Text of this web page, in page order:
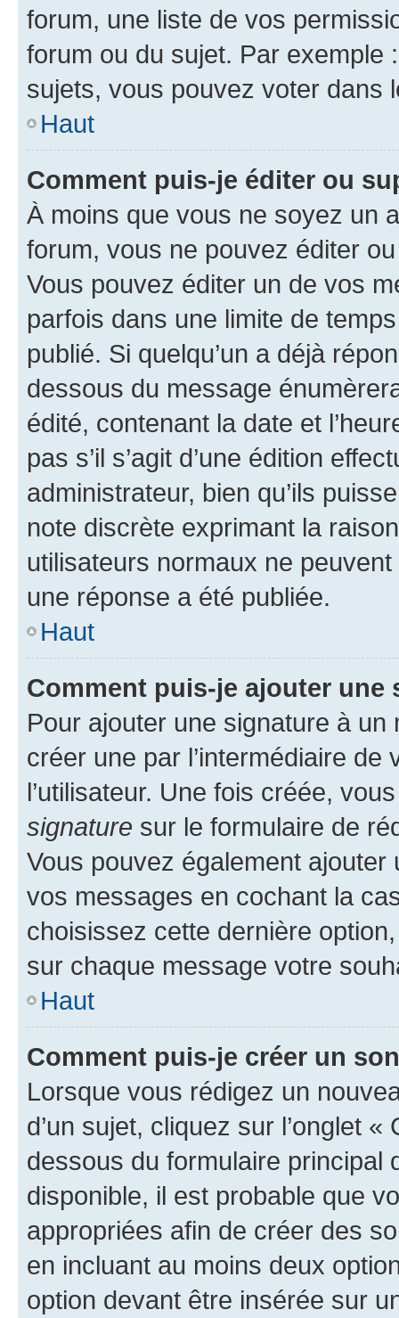
forum, une liste de vos
forum ou du sujet. Par exemple
sujets, vous pouvez voter dans
Haut
Comment puis-je éditer ou
À moins que vous ne soyez un
forum, vous ne pouvez éditer
Vous pouvez éditer un de vos
parfois dans une limite de
publié. Si quelqu’un a déjà
dessous du message
édité, contenant la date et
pas s’il s’agit d’une édition
administrateur, bien qu’ils
note discrète exprimant la
utilisateurs normaux ne
une réponse a été publiée.
Haut
Comment puis-je ajouter une
Pour ajouter une signature à un
créer une par l’intermédiaire
l’utilisateur. Une fois créée,
signature sur le formulaire de
Vous pouvez également
vos messages en cochant la
choisissez cette dernière
sur chaque message votre
Haut
Comment puis-je créer un
Lorsque vous rédigez un
d’un sujet, cliquez sur l’onglet
dessous du formulaire principal
disponible, il est probable que
appropriées afin de créer des
en incluant au moins deux
option devant être insérée sur